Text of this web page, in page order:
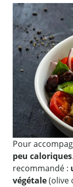
Pour
peu caloriques
recommandé :
végétale(olive